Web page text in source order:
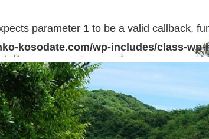
parameter 1 to be a valid callback,
kosodate.com/wp-includes/class-